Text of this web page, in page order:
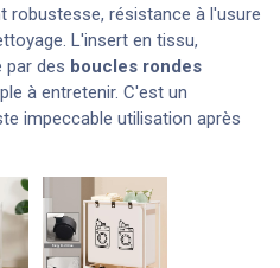
robustesse, résistance à l'usure
L'insert en tissu,
par des boucles rondes
à entretenir. C'est un
impeccable utilisation après